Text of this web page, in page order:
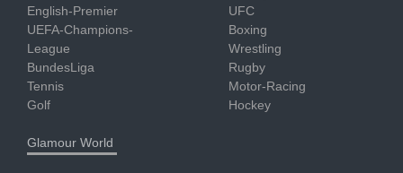
English-Premier
UEFA-Champions-
League
BundesLiga
Tennis
Golf
UFC
Boxing
Wrestling
Rugby
Motor-Racing
Hockey
Glamour World